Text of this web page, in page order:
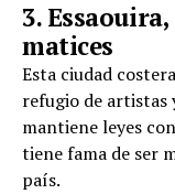
3.
matices
Esta ciudad
refugio de artistas
mantiene leyes
tiene fama de ser
país.